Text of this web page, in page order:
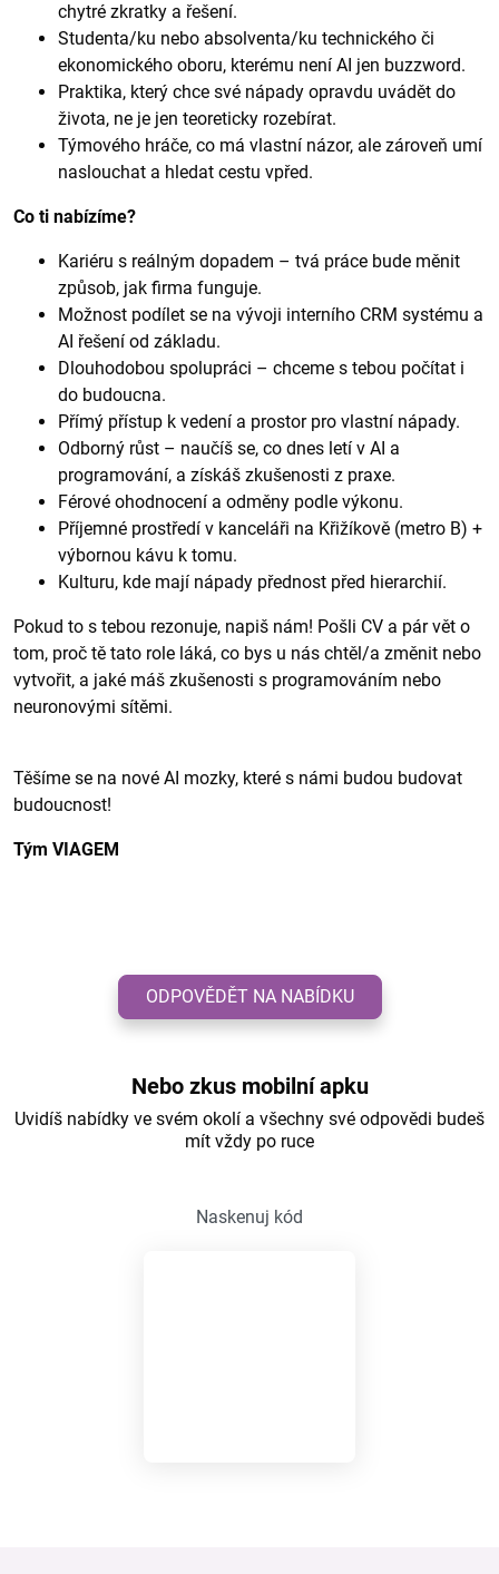
chytré zkratky a řešení.
Studenta/ku nebo absolventa/ku technického či
ekonomického oboru, kterému není AI jen buzzword.
Praktika, který chce své nápady opravdu uvádět do
života, ne je jen teoreticky rozebírat.
Týmového hráče, co má vlastní názor, ale zároveň umí
naslouchat a hledat cestu vpřed.
Co ti nabízíme?
Kariéru s reálným dopadem – tvá práce bude měnit
způsob, jak firma funguje.
Možnost podílet se na vývoji interního CRM systému a
AI řešení od základu.
Dlouhodobou spolupráci – chceme s tebou počítat i
do budoucna.
Přímý přístup k vedení a prostor pro vlastní nápady.
Odborný růst – naučíš se, co dnes letí v AI a
programování, a získáš zkušenosti z praxe.
Férové ohodnocení a odměny podle výkonu.
Příjemné prostředí v kanceláři na Křižíkově (metro B) +
výbornou kávu k tomu.
Kulturu, kde mají nápady přednost před hierarchií.
Pokud to s tebou rezonuje, napiš nám! Pošli CV a pár vět o
tom, proč tě tato role láká, co bys u nás chtěl/a změnit nebo
vytvořit, a jaké máš zkušenosti s programováním nebo
neuronovými sítěmi.
Těšíme se na nové AI mozky, které s námi budou budovat
budoucnost!
Tým VIAGEM
ODPOVĚDĚT NA NABÍDKU
Nebo zkus mobilní apku
Uvidíš nabídky ve svém okolí a všechny své odpovědi budeš
mít vždy po ruce
Naskenuj kód